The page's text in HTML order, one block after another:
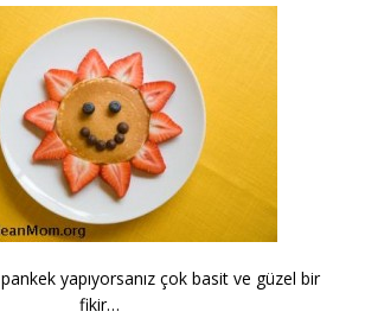
yapıyorsanız çok basit ve güzel bir
fikir…